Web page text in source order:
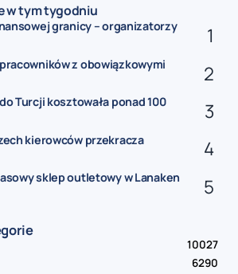
w tym tygodniu
granicy – organizatorzy
z obowiązkowymi
Turcji kosztowała ponad 100
kierowców przekracza
sklep outletowy w Lanaken
10027
6290